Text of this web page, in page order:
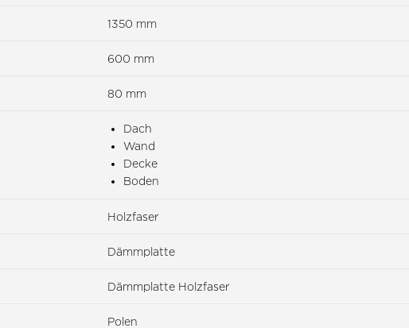
1350 mm
600 mm
80 mm
Dach
Wand
Decke
Boden
Holzfaser
Dämmplatte
Dämmplatte Holzfaser
Polen